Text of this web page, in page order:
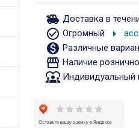
toys Доставка в
check_circle_outline Огромный arrow_right
monetization_on Различные
storefront Наличие
diversity_1Индивидуальный